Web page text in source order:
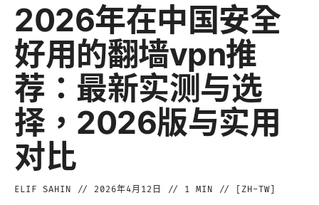
2026年在中国安全
好用的翻墙vpn推
荐：最新实测与选
择，2026版与实用
对比
ELIF SAHIN // 2026年4月12日 // 1 MIN // [ ZH-TW